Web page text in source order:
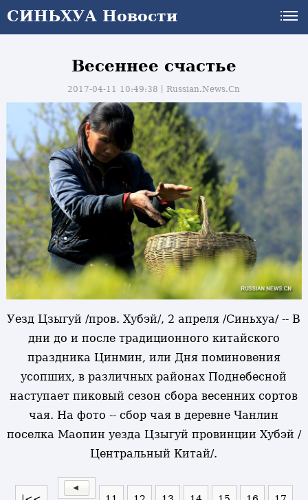
СИНЬХУА Новости
Весеннее счастье
2017-04-11 10:49:38丨Russian.News.Cn
Уезд Цзыгуй /пров. Хубэй/, 2 апреля /Синьхуа/ -- В
дни до и после традиционного китайского
праздника Цинмин, или Дня поминовения
усопших, в различных районах Поднебесной
наступает пиковый сезон сбора весенних сортов
чая. На фото -- сбор чая в деревне Чанлин
поселка Маопин уезда Цзыгуй провинции Хубэй /
Центральный Китай/.